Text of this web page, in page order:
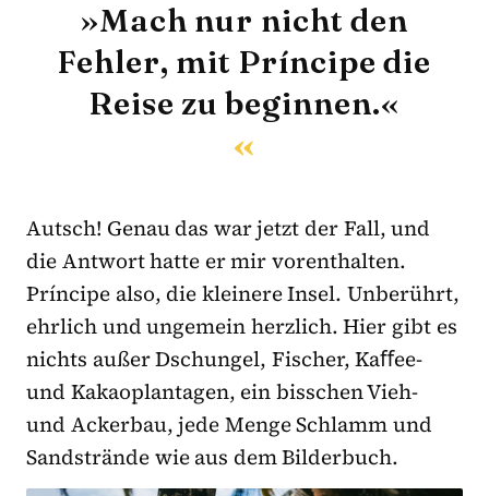
»Mach nur nicht den
Fehler, mit Príncipe die
Reise zu beginnen.«
Autsch! Genau das war jetzt der Fall, und
die Antwort hatte er mir vorenthalten.
Príncipe also, die kleinere Insel. Unberührt,
ehrlich und ungemein herzlich. Hier gibt es
nichts außer Dschungel, Fischer, Kaﬀee-
und Kakaoplantagen, ein bisschen Vieh-
und Ackerbau, jede Menge Schlamm und
Sandstrände wie aus dem Bilderbuch.